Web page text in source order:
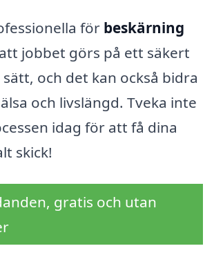
för beskärning
jobbet görs på ett säkert
och det kan också bidra
och livslängd. Tveka inte
idag för att få dina
skick!
gratis och utan